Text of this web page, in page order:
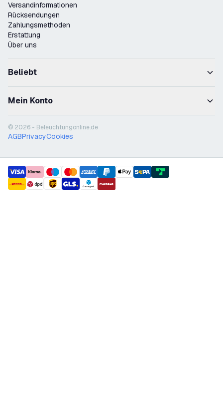
Versandinformationen
Rücksendungen
Zahlungsmethoden
Erstattung
Über uns
Beliebt
Mein Konto
© 2026 - Beleuchtungonline.de
AGBPrivacyCookies
payment methods
shipment methods